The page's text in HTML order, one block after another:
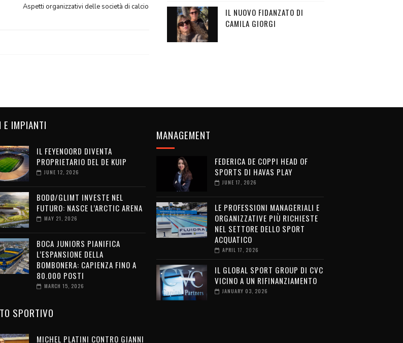
Aspetti organizzativi delle società di calcio
IL NUOVO FIDANZATO DI
CAMILA GIORGI
E IMPIANTI
IL FEYENOORD DIVENTA
PROPRIETARIO DEL DE KUIP
JUNE 12, 2026
BODØ/GLIMT INVESTE NEL
FUTURO: NASCE L’ARCTIC ARENA
MAY 21, 2026
BOCA JUNIORS PIANIFICA
L’ESPANSIONE DELLA
BOMBONERA: CAPIENZA FINO A
80.000 POSTI
MARCH 15, 2026
SPORTIVO
MICHEL PLATINI CONTRO GIANNI
MANAGEMENT
FEDERICA DE COPPI HEAD OF
SPORTS DI HAVAS PLAY
JUNE 17, 2026
LE PROFESSIONI MANAGERIALI E
ORGANIZZATIVE PIÙ RICHIESTE
NEL SETTORE DELLO SPORT
ACQUATICO
APRIL 17, 2026
IL GLOBAL SPORT GROUP DI CVC
VICINO A UN RIFINANZIAMENTO
JANUARY 03, 2026